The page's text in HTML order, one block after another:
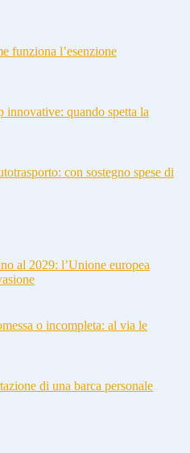
funziona l’esenzione
innovative: quando spetta la
con sostegno spese di
al 2029: l’Unione europea
o incompleta: al via le
di una barca personale